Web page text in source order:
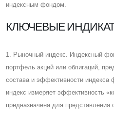
индексным фондом.
КЛЮЧЕВЫЕ
1. Рыночный индекс. Индексный
портфель акций или облигаций,
состава и эффективности
индекс измеряет эффективность
предназначена для представления